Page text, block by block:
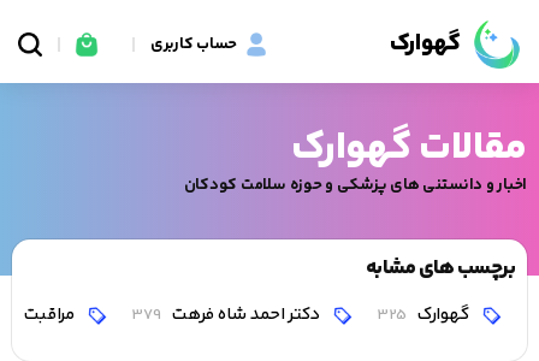
گهوارک حساب کاربری
مقالات گهوارک
اخبار و دانستنی های پزشکی و حوزه سلامت کودکان
برچسب های مشابه
گهوارک 325 دکتر احمد شاه فرهت 379 مراقبت